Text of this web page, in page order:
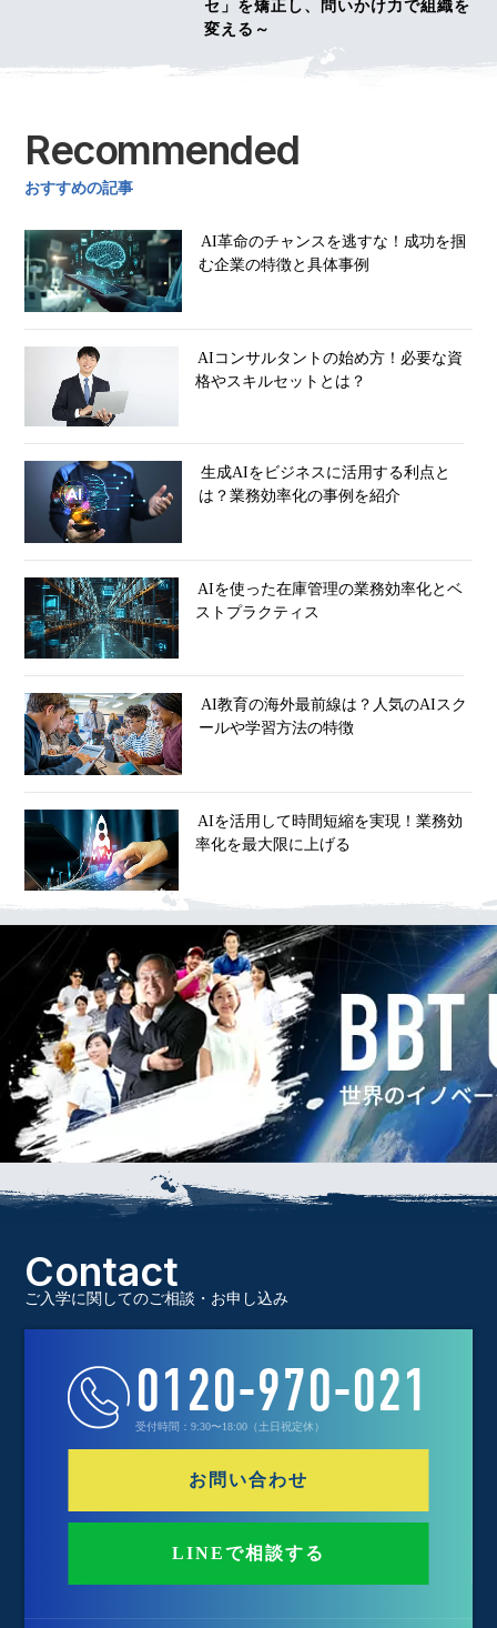
セ」を矯正し、問いかけ力で組織を
変える～
Recommended
おすすめの記事
AI革命のチャンスを逃すな！成功を掴
む企業の特徴と具体事例
AIコンサルタントの始め方！必要な資
格やスキルセットとは？
生成AIをビジネスに活用する利点と
は？業務効率化の事例を紹介
AIを使った在庫管理の業務効率化とベ
ストプラクティス
AI教育の海外最前線は？人気のAIスク
ールや学習方法の特徴
AIを活用して時間短縮を実現！業務効
率化を最大限に上げる
Contact
ご入学に関してのご相談・お申し込み
0120-970-021
受付時間：9:30〜18:00（土日祝定休）
お問い合わせ
LINEで相談する